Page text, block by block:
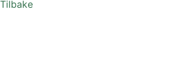
Tilbake